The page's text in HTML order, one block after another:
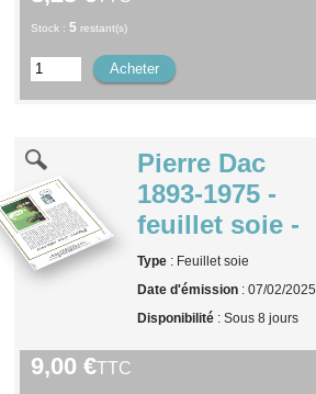
Stock : 5 restant(s)
Pierre Dac
1893-1975 -
feuillet soie -
Type: Feuillet soie
Date d'émission: 07/02/2025
Disponibilité: Sous 8 jours
9,00 €TTC